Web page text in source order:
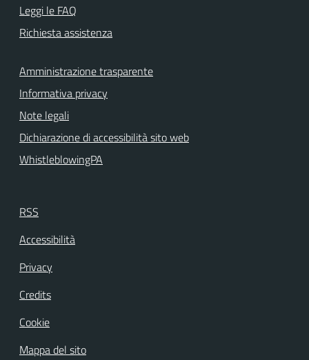
Leggi le FAQ
Richiesta assistenza
Amministrazione trasparente
Informativa privacy
Note legali
Dichiarazione di accessibilità sito web
WhistleblowingPA
RSS
Accessibilità
Privacy
Credits
Cookie
Mappa del sito